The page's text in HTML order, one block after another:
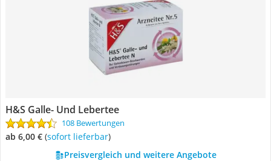
H&S Galle- Und Lebertee
108 Bewertungen
ab 6,00 € ( Sofort lieferbar)
Preisvergleich und weitere Angebote